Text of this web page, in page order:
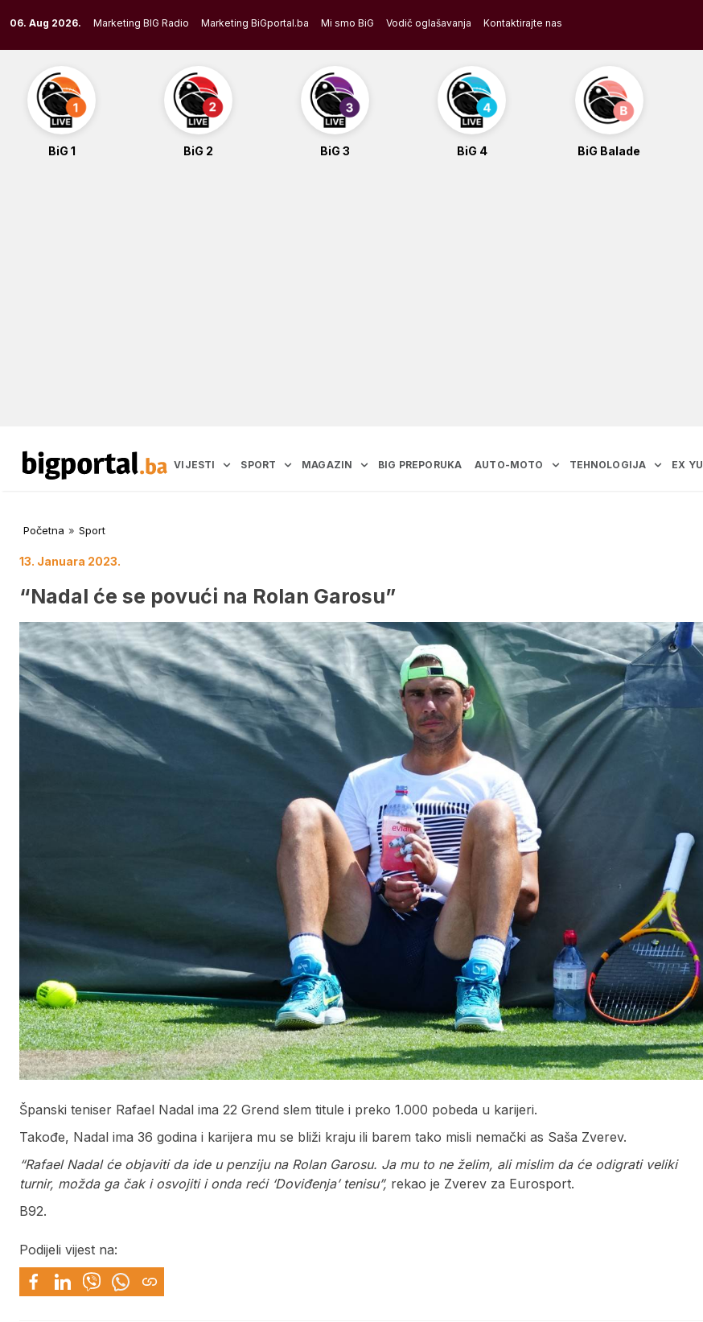
to
content
06. Aug 2026. Marketing BIG Radio Marketing BiGportal.ba Mi smo BiG Vodič oglašavanja Kontaktirajte nas
BiG 1 BiG 2 BiG 3 BiG 4 BiG Balade
VIJESTI SPORT MAGAZIN BIG PREPORUKA AUTO-MOTO TEHNOLOGIJA EX YU
Početna » Sport
13. Januara 2023.
“Nadal će se povući na Rolan Garosu”
Španski teniser Rafael Nadal ima 22 Grend slem titule i preko 1.000 pobeda u karijeri.
Takođe, Nadal ima 36 godina i karijera mu se bliži kraju ili barem tako misli nemački as Saša Zverev.
“Rafael Nadal će objaviti da ide u penziju na Rolan Garosu. Ja mu to ne želim, ali mislim da će odigrati veliki
turnir, možda ga čak i osvojiti i onda reći ‘Doviđenja’ tenisu”, rekao je Zverev za Eurosport.
B92.
Podijeli vijest na: